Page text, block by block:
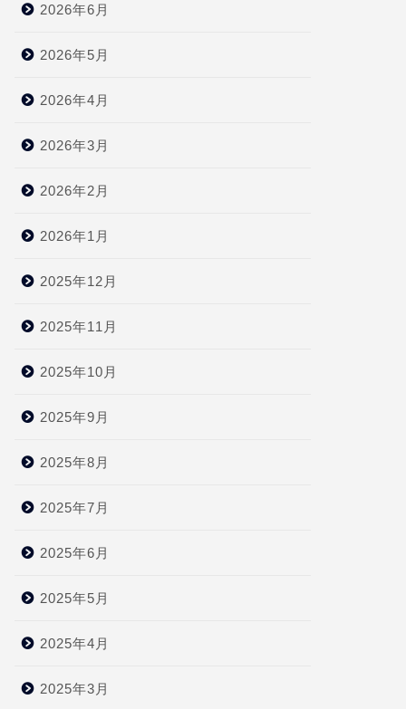
2026年6月
2026年5月
2026年4月
2026年3月
2026年2月
2026年1月
2025年12月
2025年11月
2025年10月
2025年9月
2025年8月
2025年7月
2025年6月
2025年5月
2025年4月
2025年3月